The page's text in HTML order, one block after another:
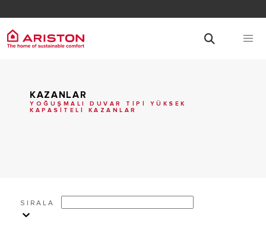
KAZANLAR
YOĞUŞMALI DUVAR TİPİ YÜKSEK
KAPASİTELİ KAZANLAR
SIRALA